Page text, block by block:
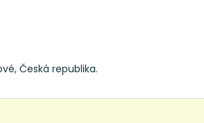
Česká republika.